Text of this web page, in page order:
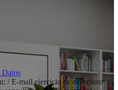
Datos
/ E-mail ejercicio de derechos: